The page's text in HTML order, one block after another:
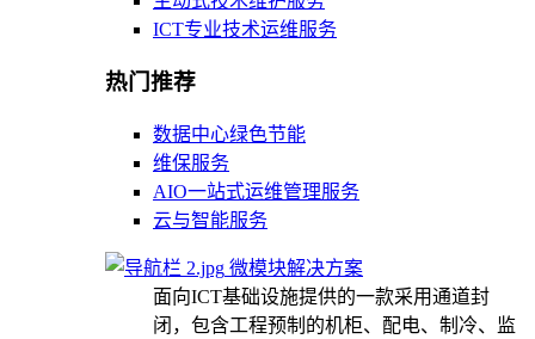
ICT专业技术运维服务
热门推荐
数据中心绿色节能
维保服务
AIO一站式运维管理服务
云与智能服务
微模块解决方案
面向ICT基础设施提供的一款采用通道封
闭，包含工程预制的机柜、配电、制冷、监